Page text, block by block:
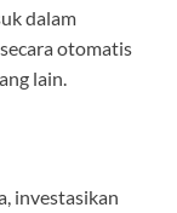
dalam
otomatis
lain.
investasikan